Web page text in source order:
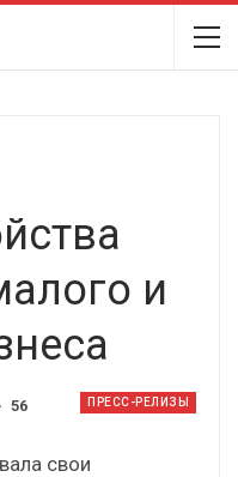
и
ПРЕСС-РЕЛИЗЫ
56
свои